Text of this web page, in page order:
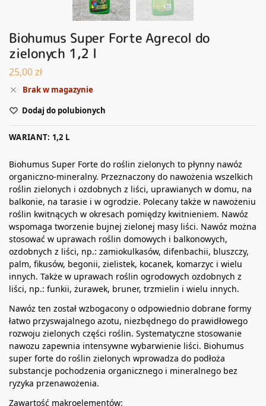
Biohumus Super Forte Agrecol do
zielonych 1,2 l
25,00zł
Brak w magazynie
Dodaj do polubionych
WARIANT: 1,2 L
Biohumus Super Forte do roślin zielonych to płynny nawóz
organiczno-mineralny. Przeznaczony do nawożenia wszelkich
roślin zielonych i ozdobnych z liści, uprawianych w domu, na
balkonie, na tarasie i w ogrodzie. Polecany także w nawożeniu
roślin kwitnących w okresach pomiędzy kwitnieniem. Nawóz
wspomaga tworzenie bujnej zielonej masy liści. Nawóz można
stosować w uprawach roślin domowych i balkonowych,
ozdobnych z liści, np.: zamiokulkasów, difenbachii, bluszczy,
palm, fikusów, begonii, zielistek, kocanek, komarzyc i wielu
innych. Także w uprawach roślin ogrodowych ozdobnych z
liści, np.: funkii, żurawek, bruner, trzmielin i wielu innych.
Nawóz ten został wzbogacony o odpowiednio dobrane formy
łatwo przyswajalnego azotu, niezbędnego do prawidłowego
rozwoju zielonych części roślin. Systematyczne stosowanie
nawozu zapewnia intensywne wybarwienie liści. Biohumus
super forte do roślin zielonych wprowadza do podłoża
substancje pochodzenia organicznego i mineralnego bez
ryzyka przenawożenia.
Zawartość makroelementów: